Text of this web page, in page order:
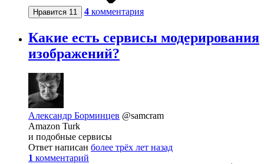
Нравится 11 4 комментария
Какие есть сервисы модерирования
изображений?
Александр Борминцев @samcram
Amazon Turk
и подобные сервисы
Ответ написан более трёх лет назад
1 комментарий